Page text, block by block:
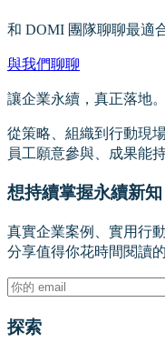
和 DOMI 團隊聊聊最適
與我們聊聊
讓企業永續，真正落地。
從策略、組織到行動現
員工願意參與、成果能
想持續掌握永續新知
真實企業案例、實用行
分享值得你花時間閱讀的
探索